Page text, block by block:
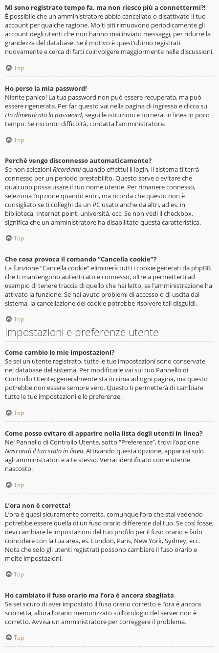
Mi sono registrato tempo fa, ma non riesco più a connettermi?!
È possibile che un amministratore abbia cancellato o disattivato il tuo
account per qualche ragione. Molti siti rimuovono periodicamente gli
account degli utenti che non hanno mai inviato messaggi, per ridurre la
grandezza del database. Se il motivo è quest’ultimo registrati
nuovamente e cerca di farti coinvolgere maggiormente nelle discussioni.
Top
Ho perso la mia password!
Niente panico! La tua password non può essere recuperata, ma può
essere rigenerata. Per far questo vai nella pagina di ingresso e clicca su
Ho dimenticato la password, segui le istruzioni e tornerai in linea in poco
tempo. Se riscontri difficoltà, contatta l’amministratore.
Top
Perché vengo disconnesso automaticamente?
Se non selezioniRicordamiquando effettui il login, il sistema ti terrà
connesso per un periodo prestabilito. Questo serve a evitare che
qualcuno possa usare il tuo nome utente. Per rimanere connesso,
seleziona l’opzione quando entri, ma ricorda che questo non è
consigliato se ti colleghi da un PC usato anche da altri, ad es. in
biblioteca, Internet point, università, ecc. Se non vedi il checkbox,
significa che un amministratore ha disabilitato questa caratteristica.
Top
Che cosa provoca il comando “Cancella cookie”?
La funzione “Cancella cookie” eliminerà tutti i cookie generati da phpBB
che ti mantengono autenticato e connesso, oltre a permetterti ad
esempio di tenere traccia di quello che hai letto, se l’amministrazione ha
attivato la funzione. Se hai avuto problemi di accesso o di uscita dal
sistema, la cancellazione dei cookie potrebbe risolvere tali disguidi.
Top
Impostazioni e preferenze utente
Come cambio le mie impostazioni?
Se sei un utente registrato, tutte le tue impostazioni sono conservate
nel database del sistema. Per modificarle vai sul tuo Pannello di
Controllo Utente; generalmente sta in cima ad ogni pagina, ma questo
potrebbe non essere sempre vero. Questo ti permetterà di cambiare
tutte le tue impostazioni e le preferenze.
Top
Come posso evitare di apparire nella lista degli utenti in linea?
Nel Pannello di Controllo Utente, sotto “Preferenze”, trovi l’opzione
Nascondi il tuo stato in linea. Attivando questa opzione, apparirai solo
agli amministratori e a te stesso. Verrai identificato come utente
nascosto.
Top
L’ora non è corretta!
L’ora è quasi sicuramente corretta, comunque l’ora che stai vedendo
potrebbe essere quella di un fuso orario differente dal tuo. Se così fosse,
devi cambiare le impostazioni del tuo profilo per il fuso orario e farlo
coincidere con la tua area, es. London, Paris, New York, Sydney, ecc.
Nota che solo gli utenti registrati possono cambiare il fuso orario e
molte impostazioni.
Top
Ho cambiato il fuso orario ma l’ora è ancora sbagliata
Se sei sicuro di aver impostato il fuso orario corretto e l’ora è ancora
scorretta, allora l’orario memorizzato sull’orologio del server non è
corretto. Avvisa un amministratore per correggere il problema.
Top